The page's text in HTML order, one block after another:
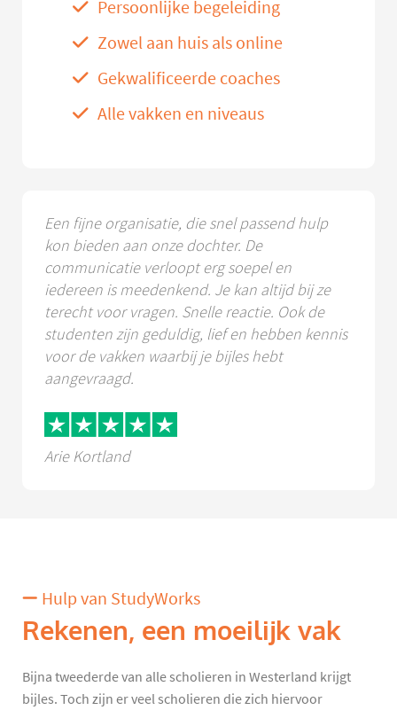
Persoonlijke begeleiding
Zowel aan huis als online
Gekwalificeerde coaches
Alle vakken en niveaus
Een fijne organisatie, die snel passend hulp
kon bieden aan onze dochter. De
communicatie verloopt erg soepel en
iedereen is meedenkend. Je kan altijd bij ze
terecht voor vragen. Snelle reactie. Ook de
studenten zijn geduldig, lief en hebben kennis
voor de vakken waarbij je bijles hebt
aangevraagd.
Arie Kortland
Hulp van StudyWorks
Rekenen, een moeilijk vak
Bijna tweederde van alle scholieren in Westerland krijgt
bijles. Toch zijn er veel scholieren die zich hiervoor